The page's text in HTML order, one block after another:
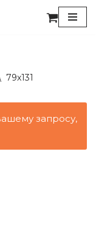
79x131
запросу,